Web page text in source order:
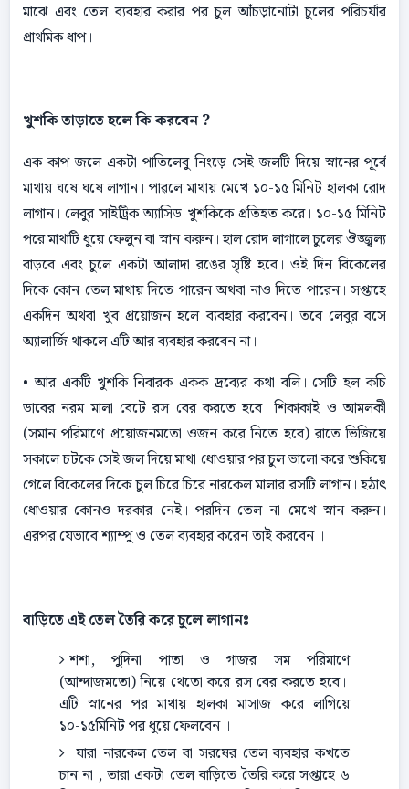
মাঝে এবং তেল ব্যবহার করার পর চুল আঁচড়ানােটা চুলের পরিচর্যার
প্রাথমিক ধাপ।
খুশকি তাড়াতে হলে কি করবেন ?
এক কাপ জলে একটা পাতিলেবু নিংড়ে সেই জলটি দিয়ে স্নানের পূর্বে
মাথায় ঘষে ঘষে লাগান। পাৱলে মাথায় মেখে ১০-১৫ মিনিট হালকা রােদ
লাগান। লেবুর সাইট্রিক অ্যাসিড খুশকিকে প্রতিহত করে। ১০-১৫ মিনিট
পরে মাথাটি ধুয়ে ফেলুন বা স্নান করুন। হাল রোদ লাগালে চুলের ঔজ্জ্বল্য
বাড়বে এবং চুলে একটা আলাদা রঙের সৃষ্টি হবে। ওই দিন বিকেলের
দিকে কোন তেল মাথায় দিতে পারেন অথবা নাও দিতে পারেন। সপ্তাহে
একদিন অথবা খুব প্রয়োজন হলে ব্যবহার করবেন। তবে লেবুর বসে
অ্যালার্জি থাকলে এটি আর ব্যবহার করবেন না।
• আর একটি খুশকি নিবারক একক দ্রব্যের কথা বলি। সেটি হল কচি
ডাবের নরম মালা বেটে রস বের করতে হবে। শিকাকাই ও আমলকী
(সমান পরিমাণে প্রয়ােজনমতো ওজন করে নিতে হবে) রাতে ভিজিয়ে
সকালে চটকে সেই জল দিয়ে মাথা ধোওয়ার পর চুল ভালাে করে শুকিয়ে
গেলে বিকেলের দিকে চুল চিরে চিরে নারকেল মালার রসটি লাগান। হঠাৎ
ধােওয়ার কোনও দরকার নেই। পরদিন তেল না মেখে স্নান করুন।
এরপর যেভাবে শ্যাম্পু ও তেল ব্যবহার করেন তাই করবেন ।
বাড়িতে এই তেল তৈরি করে চুলে লাগানঃ
শশা, পুদিনা পাতা ও গাজর সম পরিমাণে
(আন্দাজমতো) নিয়ে থেতো করে রস বের করতে হবে।
এটি স্নানের পর মাথায় হালকা মাসাজ করে লাগিয়ে
১০-১৫মিনিট পর ধুয়ে ফেলবেন ।
যারা নারকেল তেল বা সরষের তেল ব্যবহার কখতে
চান না , তারা একটা তেল বাড়িতে তৈরি করে সপ্তাহে ৬